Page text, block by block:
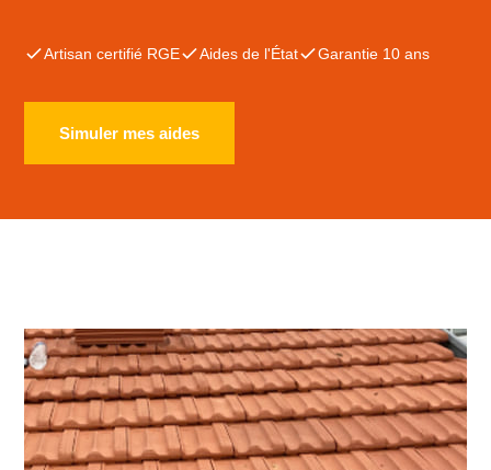
Artisan certifié RGE Aides de l'État Garantie 10 ans
Simuler mes aides